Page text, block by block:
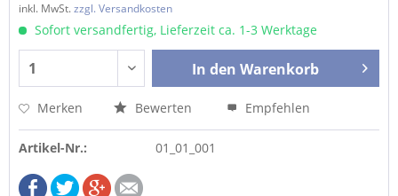
inkl. MwSt.zzgl. Versandkosten
Sofort versandfertig, Lieferzeit ca. 1-3 Werktage
In den Warenkorb
Merken Bewerten Empfehlen
Artikel-Nr.: 01_01_001